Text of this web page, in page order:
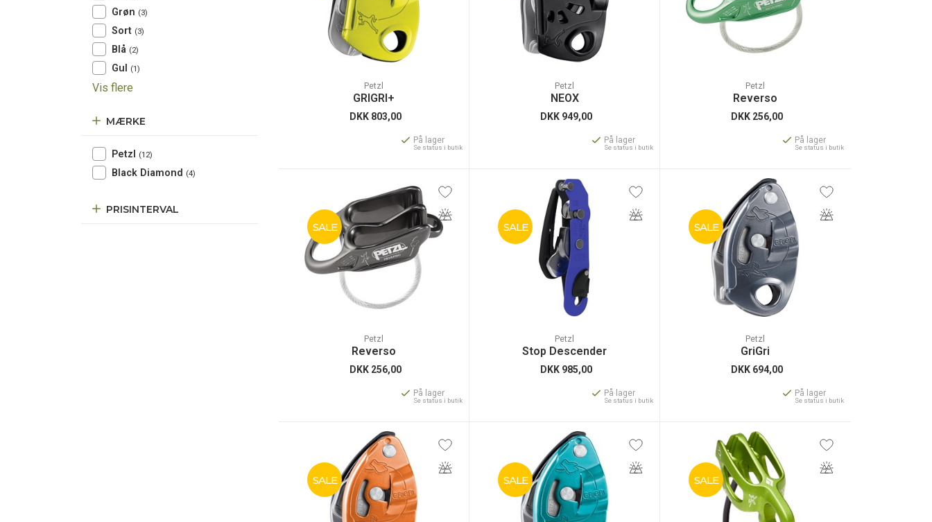
Grøn (3)
Sort (3)
Blå (2)
Gul (1)
Vis flere
MÆRKE
Petzl (12)
Black Diamond (4)
PRISINTERVAL
Petzl
GRIGRI+
DKK803,00
På lager
Se status i butik
Petzl
NEOX
DKK949,00
På lager
Se status i butik
Petzl
Reverso
DKK256,00
På lager
Se status i butik
SALE
Petzl
Reverso
DKK256,00
På lager
Se status i butik
SALE
Petzl
Stop Descender
DKK985,00
På lager
Se status i butik
SALE
Petzl
GriGri
DKK694,00
På lager
Se status i butik
SALE SALE SALE